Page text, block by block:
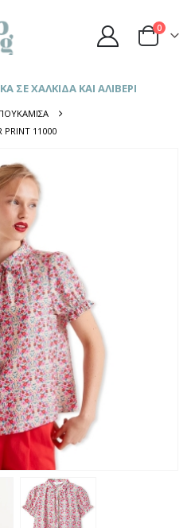
0
ΣΕ ΧΑΛΚΙΔΑ ΚΑΙ ΑΛΙΒΕΡΙ
PRINT 11000